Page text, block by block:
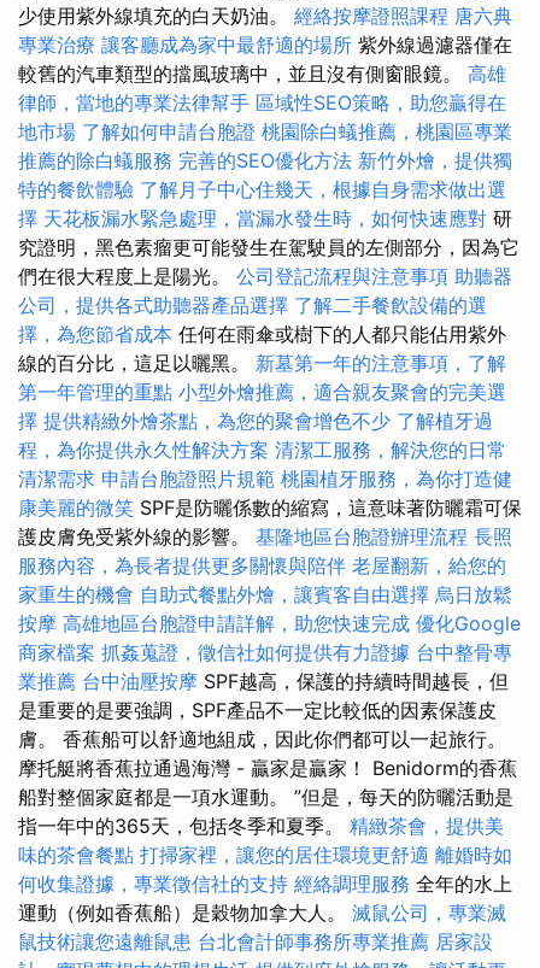
少使用紫外線填充的白天奶油。 經絡按摩證照課程 唐六典
專業治療 讓客廳成為家中最舒適的場所 紫外線過濾器僅在
較舊的汽車類型的擋風玻璃中，並且沒有側窗眼鏡。 高雄
律師，當地的專業法律幫手 區域性SEO策略，助您贏得在
地市場 了解如何申請台胞證 桃園除白蟻推薦，桃園區專業
推薦的除白蟻服務 完善的SEO優化方法 新竹外燴，提供獨
特的餐飲體驗 了解月子中心住幾天，根據自身需求做出選
擇 天花板漏水緊急處理，當漏水發生時，如何快速應對 研
究證明，黑色素瘤更可能發生在駕駛員的左側部分，因為它
們在很大程度上是陽光。 公司登記流程與注意事項 助聽器
公司，提供各式助聽器產品選擇 了解二手餐飲設備的選
擇，為您節省成本 任何在雨傘或樹下的人都只能佔用紫外
線的百分比，這足以曬黑。 新墓第一年的注意事項，了解
第一年管理的重點 小型外燴推薦，適合親友聚會的完美選
擇 提供精緻外燴茶點，為您的聚會增色不少 了解植牙過
程，為你提供永久性解決方案 清潔工服務，解決您的日常
清潔需求 申請台胞證照片規範 桃園植牙服務，為你打造健
康美麗的微笑 SPF是防曬係數的縮寫，這意味著防曬霜可保
護皮膚免受紫外線的影響。 基隆地區台胞證辦理流程 長照
服務內容，為長者提供更多關懷與陪伴 老屋翻新，給您的
家重生的機會 自助式餐點外燴，讓賓客自由選擇 烏日放鬆
按摩 高雄地區台胞證申請詳解，助您快速完成 優化Google
商家檔案 抓姦蒐證，徵信社如何提供有力證據 台中整骨專
業推薦 台中油壓按摩 SPF越高，保護的持續時間越長，但
是重要的是要強調，SPF產品不一定比較低的因素保護皮
膚。 香蕉船可以舒適地組成，因此你們都可以一起旅行。
摩托艇將香蕉拉通過海灣 - 贏家是贏家！ Benidorm的香蕉
船對整個家庭都是一項水運動。 ”但是，每天的防曬活動是
指一年中的365天，包括冬季和夏季。 精緻茶會，提供美
味的茶會餐點 打掃家裡，讓您的居住環境更舒適 離婚時如
何收集證據，專業徵信社的支持 經絡調理服務 全年的水上
運動（例如香蕉船）是穀物加拿大人。 滅鼠公司，專業滅
鼠技術讓您遠離鼠患 台北會計師事務所專業推薦 居家設